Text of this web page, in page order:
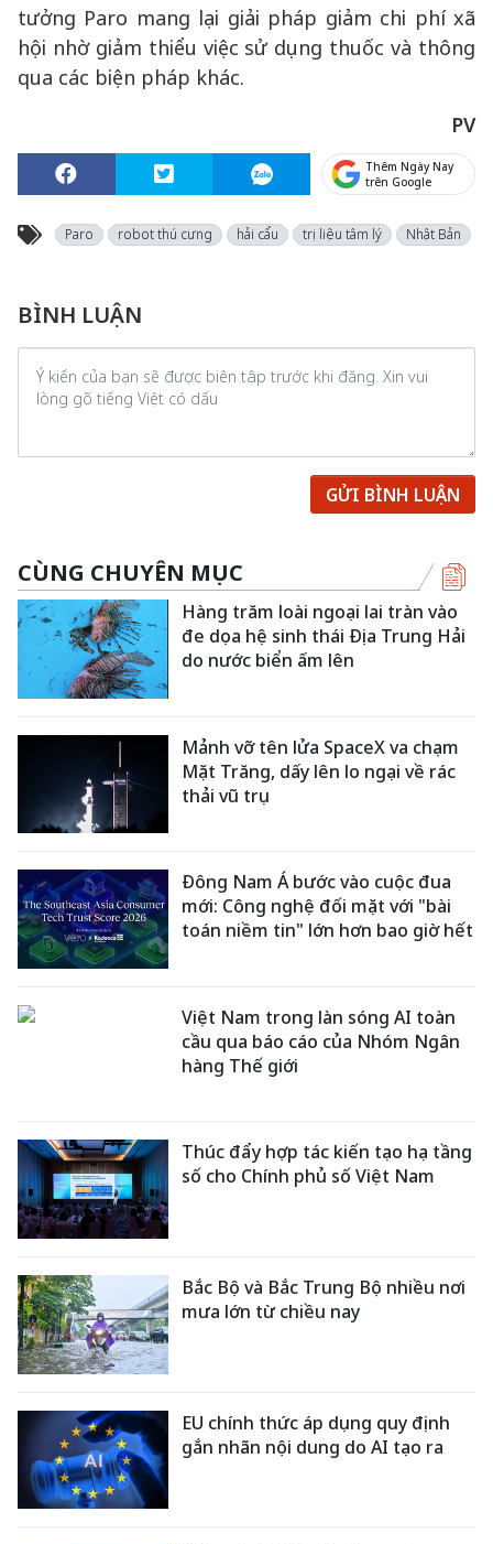
tưởng Paro mang lại giải pháp giảm chi phí xã
hội nhờ giảm thiểu việc sử dụng thuốc và thông
qua các biện pháp khác.
PV
Thêm Ngày Nay
trên Google
Paro robot thú cưng hải cẩu trị liệu tâm lý Nhật Bản
BÌNH LUẬN
GỬI BÌNH LUẬN
CÙNG CHUYÊN MỤC
Hàng trăm loài ngoại lai tràn vào
đe dọa hệ sinh thái Địa Trung Hải
do nước biển ấm lên
Mảnh vỡ tên lửa SpaceX va chạm
Mặt Trăng, dấy lên lo ngại về rác
thải vũ trụ
Đông Nam Á bước vào cuộc đua
mới: Công nghệ đối mặt với "bài
toán niềm tin" lớn hơn bao giờ hết
Việt Nam trong làn sóng AI toàn
cầu qua báo cáo của Nhóm Ngân
hàng Thế giới
Thúc đẩy hợp tác kiến tạo hạ tầng
số cho Chính phủ số Việt Nam
Bắc Bộ và Bắc Trung Bộ nhiều nơi
mưa lớn từ chiều nay
EU chính thức áp dụng quy định
gắn nhãn nội dung do AI tạo ra